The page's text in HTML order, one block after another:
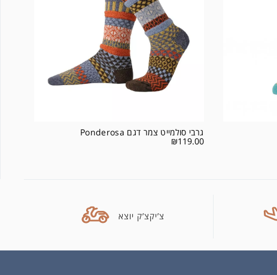
גרבי סולמייט צמר דגם Ponderosa
₪119.00
צ’יקצ’ק יוצא